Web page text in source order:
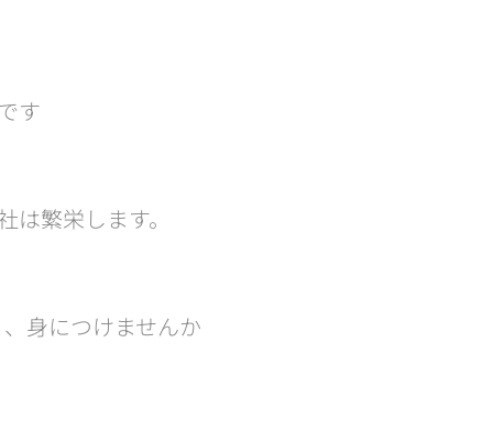
す🧐
繁栄します。
身につけませんか